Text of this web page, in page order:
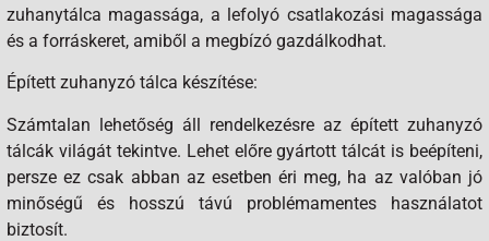
zuhanytálca magassága, a lefolyó csatlakozási magassága
és a forráskeret, amiből a megbízó gazdálkodhat.
Épített zuhanyzó tálca készítése:
Számtalan lehetőség áll rendelkezésre az épített zuhanyzó
tálcák világát tekintve. Lehet előre gyártott tálcát is beépíteni,
persze ez csak abban az esetben éri meg, ha az valóban jó
minőségű és hosszú távú problémamentes használatot
biztosít.